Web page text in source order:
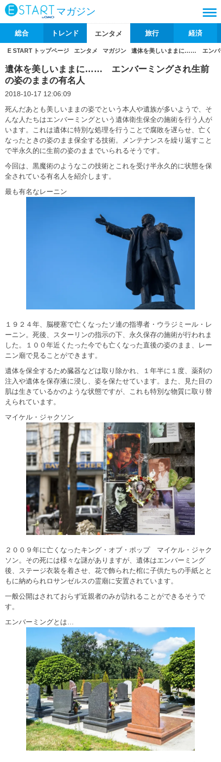
マガジン
総合 トレンド エンタメ 旅行 経済
E START トップページ エンタメ マガジン 遺体を美しいままに…… エンバ
遺体を美しいままに…… エンバーミングされ生前
の姿のままの有名人
2018-10-17 12:06:09
死んだあとも美しいままの姿でという本人や遺族が多いようで、そ
んな人たちはエンバーミングという遺体衛生保全の施術を行う人が
います。これは遺体に特別な処理を行うことで腐敗を遅らせ、亡く
なったときの姿のまま保全する技術。メンテナンスを繰り返すこと
で半永久的に生前の姿のままでいられるそうです。
今回は、黒魔術のようなこの技術とこれを受け半永久的に状態を保
全されている有名人を紹介します。
最も有名なレーニン
１９２４年、脳梗塞で亡くなったソ連の指導者・ウラジミール・レ
ーニン。死後、スターリンの指示の下、永久保存の施術が行われま
した。１００年近くたった今でも亡くなった直後の姿のまま、レー
ニン廟で見ることができます。
遺体を保全するため臓器などは取り除かれ、１年半に１度、薬剤の
注入や遺体を保存液に浸し、姿を保たせています。また、見た目の
肌は生きているかのような状態ですが、これも特別な物質に取り替
えられています。
マイケル・ジャクソン
２００９年に亡くなったキング・オブ・ポップ マイケル・ジャク
ソン。その死には様々な謎がありますが、遺体はエンバーミング
後、ステージ衣装を着させ、花で飾られた棺に子供たちの手紙とと
もに納められロサンゼルスの霊廟に安置されています。
一般公開はされておらず近親者のみが訪れることができるそうで
す。
エンバーミングとは…